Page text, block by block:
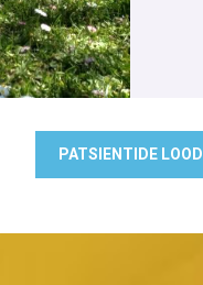
PATSIENTIDE LOOD